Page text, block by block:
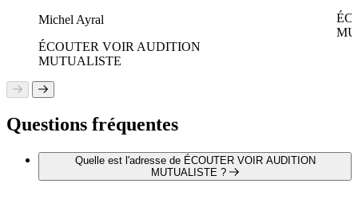
Michel Ayral
ÉCOUTER VOIR AUDITION
MUTUALISTE
Questions fréquentes
Quelle est l'adresse de ÉCOUTER VOIR AUDITION
MUTUALISTE ?